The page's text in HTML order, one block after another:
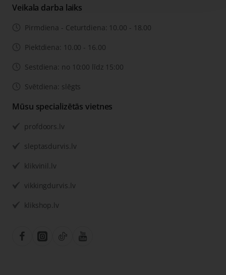
Veikala darba laiks
Pirmdiena - Ceturtdiena: 10.00 - 18.00
Piektdiena: 10.00 - 16.00
Sestdiena: no 10:00 līdz 15:00
Svētdiena: slēgts
Mūsu specializētās vietnes
profdoors.lv
sleptasdurvis.lv
klikvinil.lv
vikkingdurvis.lv
klikshop.lv